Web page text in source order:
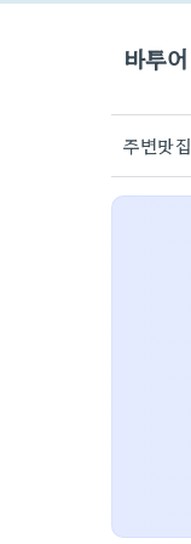
바투어
주변맛집